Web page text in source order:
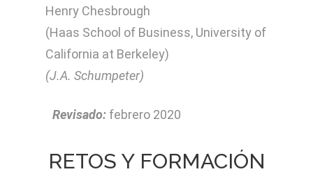
Henry Chesbrough
(Haas School of Business, University of
California at Berkeley)
(J.A. Schumpeter)
Revisado: febrero 2020
RETOS Y FORMACIÓN